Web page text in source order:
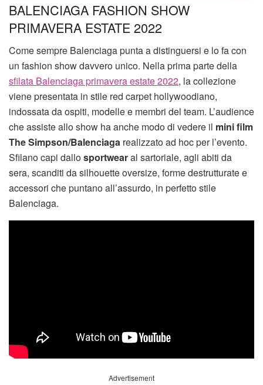
BALENCIAGA FASHION SHOW
PRIMAVERA ESTATE 2022
Come sempre Balenciaga punta a distinguersi e lo fa con
un fashion show davvero unico. Nella prima parte della
sfilata Balenciaga primavera estate 2022, la collezione
viene presentata in stile red carpet hollywoodiano,
indossata da ospiti, modelle e membri del team. L’audience
che assiste allo show ha anche modo di vedere il mini film
The Simpson/Balenciaga realizzato ad hoc per l’evento.
Sfilano capi dallosportwearal sartoriale, agli abiti da
sera, scanditi da silhouette oversize, forme destrutturate e
accessori che puntano all’assurdo, in perfetto stile
Balenciaga.
Advertisement